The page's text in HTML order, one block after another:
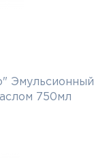
Эмульсионный
750мл